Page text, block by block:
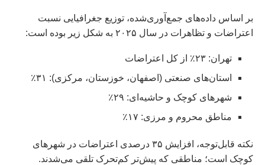
بر اساس داده‌های جمع‌آوری‌شده، توزیع جغرافیایی نسبت
اعتراضات و تظاهرات در سال ۲۰۲۵ به شکل زیر بوده است:
تهران: ۲۳٪ از کل اعتراضات
استان‌های صنعتی (اصفهان، خوزستان، مرکزی): ۳۱٪
شهرهای کوچک و حاشیه‌ای: ۲۹٪
مناطق محروم و مرزی: ۱۷٪
نکته قابل‌توجه، افزایش ۳۵ درصدی اعتراضات در شهرهای
کوچک است؛ مناطقی که پیش‌تر کم‌تحرک تلقی می‌شدند.